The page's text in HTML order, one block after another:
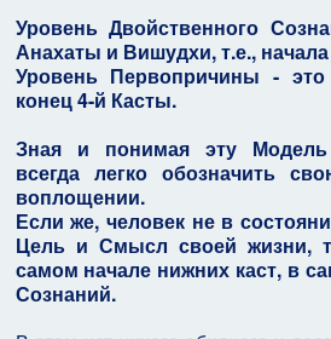
Уровень Двойственного
Анахаты и Вишудхи, т.е.,
Уровень Первопричины -
конец 4-й Касты.
Зная и понимая эту
всегда легко обозначить
воплощении.
Если же, человек не в
Цель и Смысл своей жизни,
самом начале нижних каст, в
Сознаний.